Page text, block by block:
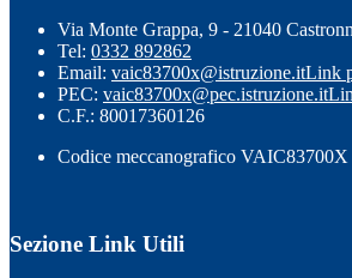
Via Monte Grappa, 9 - 21040
Tel: 0332 892862
Email: vaic83700x@istruzione.itLink
PEC: vaic83700x@pec.istruzione.it
C.F.: 80017360126
Codice meccanografico VAIC83700X
Sezione Link Utili